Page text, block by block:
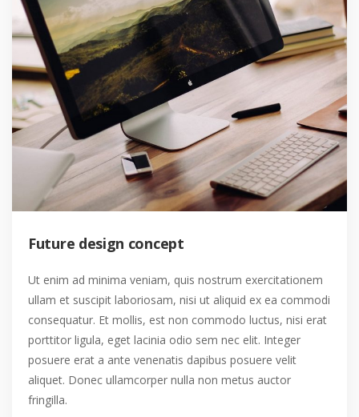
Future design concept
Ut enim ad minima veniam, quis nostrum exercitationem
ullam et suscipit laboriosam, nisi ut aliquid ex ea commodi
consequatur. Et mollis, est non commodo luctus, nisi erat
porttitor ligula, eget lacinia odio sem nec elit. Integer
posuere erat a ante venenatis dapibus posuere velit
aliquet. Donec ullamcorper nulla non metus auctor
fringilla.